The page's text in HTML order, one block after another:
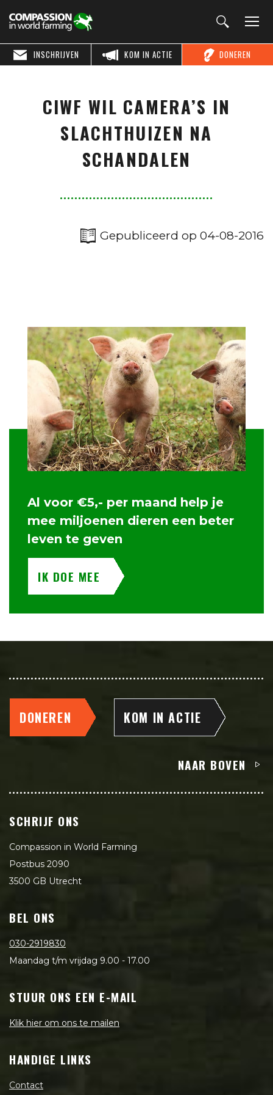
DONEREN
KOM IN ACTIE
INSCHRIJVEN
CIWF WIL CAMERA’S IN
SLACHTHUIZEN NA
SCHANDALEN
Gepubliceerd op 04-08-2016
Al voor €5,- per maand help je
mee miljoenen dieren een beter
leven te geven
IK DOE MEE
DONEREN KOM IN ACTIE
NAAR BOVEN
SCHRIJF ONS
Compassion in World Farming
Postbus 2090
3500 GB Utrecht
BEL ONS
030-2919830
Maandag t/m vrijdag 9.00 - 17.00
STUUR ONS EEN E-MAIL
Klik hier om ons te mailen
HANDIGE LINKS
Contact